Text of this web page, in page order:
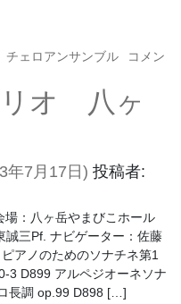
チェロアンサンブル
コメン
リオ 八ヶ
年7月17日) 投稿者:
：八ヶ岳やまびこホール
三Pf. ナビゲーター：佐藤
アノのためのソナチネ第1
D899 アルペジオーネソナ
長調 op.99 D898 […]